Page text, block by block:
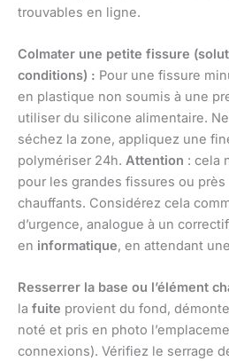
trouvables en ligne.
Colmater une petite fissure
conditions) : Pour une fissure
en plastique non soumis à une
utiliser du silicone alimentaire.
séchez la zone, appliquez une
polymériser 24h. Attention : cela
pour les grandes fissures ou
chauffants. Considérez cela
d’urgence, analogue à un
en informatique, en attendant
Resserrer la base ou l’élément
la fuite provient du fond,
noté et pris en photo
connexions). Vérifiez le serrage